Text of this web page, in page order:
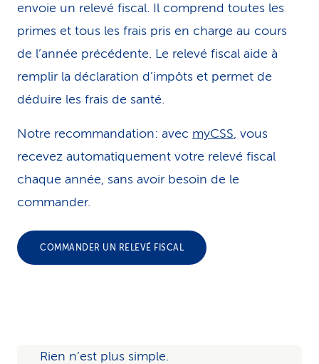
envoie un relevé fiscal. Il comprend toutes les
primes et tous les frais pris en charge au cours
de l’année précédente. Le relevé fiscal aide à
remplir la déclaration d’impôts et permet de
déduire les frais de santé.
Notre recommandation: avec myCSS, vous
recevez automatiquement votre relevé fiscal
chaque année, sans avoir besoin de le
commander.
COMMANDER UN RELEVÉ FISCAL
Rien n’est plus simple.